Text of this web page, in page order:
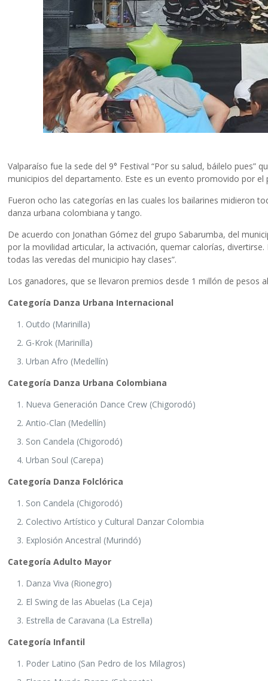
Valparaíso fue la sede del 9° Festival “Por su salud, báilelo
municipios del departamento. Este es un evento promovido por
Fueron ocho las categorías en las cuales los bailarines midieron
danza urbana colombiana y tango.
De acuerdo con Jonathan Gómez del grupo Sabarumba, del
por la movilidad articular, la activación, quemar calorías,
todas las veredas del municipio hay clases”.
Los ganadores, que se llevaron premios desde 1 millón de
Categoría Danza Urbana Internacional
Outdo (Marinilla)
G-Krok (Marinilla)
Urban Afro (Medellín)
Categoría Danza Urbana Colombiana
Nueva Generación Dance Crew (Chigorodó)
Antio-Clan (Medellín)
Son Candela (Chigorodó)
Urban Soul (Carepa)
Categoría Danza Folclórica
Son Candela (Chigorodó)
Colectivo Artístico y Cultural Danzar Colombia
Explosión Ancestral (Murindó)
Categoría Adulto Mayor
Danza Viva (Rionegro)
El Swing de las Abuelas (La Ceja)
Estrella de Caravana (La Estrella)
Categoría Infantil
Poder Latino (San Pedro de los Milagros)